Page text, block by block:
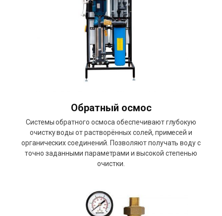
Обратный осмос
Системы обратного осмоса обеспечивают глубокую
очистку воды от растворённых солей, примесей и
органических соединений. Позволяют получать воду с
точно заданными параметрами и высокой степенью
очистки.